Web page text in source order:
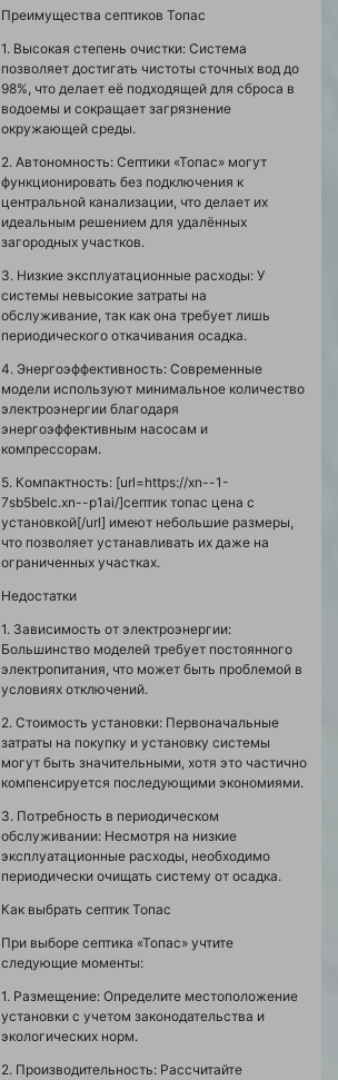
Преимущества септиков Топас
1. Высокая степень очистки: Система
позволяет достигать чистоты сточных вод до
98%, что делает её подходящей для сброса в
водоемы и сокращает загрязнение
окружающей среды.
2. Автономность: Септики «Топас» могут
функционировать без подключения к
центральной канализации, что делает их
идеальным решением для удалённых
загородных участков.
3. Низкие эксплуатационные расходы: У
системы невысокие затраты на
обслуживание, так как она требует лишь
периодического откачивания осадка.
4. Энергоэффективность: Современные
модели используют минимальное количество
электроэнергии благодаря
энергоэффективным насосам и
компрессорам.
5. Компактность: [url=https://xn--1-
7sb5belc.xn--p1ai/]септик топас цена с
установкой[/url] имеют небольшие размеры,
что позволяет устанавливать их даже на
ограниченных участках.
Недостатки
1. Зависимость от электроэнергии:
Большинство моделей требует постоянного
электропитания, что может быть проблемой в
условиях отключений.
2. Стоимость установки: Первоначальные
затраты на покупку и установку системы
могут быть значительными, хотя это частично
компенсируется последующими экономиями.
3. Потребность в периодическом
обслуживании: Несмотря на низкие
эксплуатационные расходы, необходимо
периодически очищать систему от осадка.
Как выбрать септик Топас
При выборе септика «Топас» учтите
следующие моменты:
1. Размещение: Определите местоположение
установки с учетом законодательства и
экологических норм.
2. Производительность: Рассчитайте